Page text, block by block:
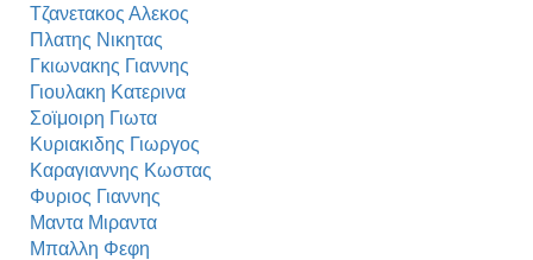
Τζανετακος Αλεκος
Πλατης Νικητας
Γκιωνακης Γιαννης
Γιουλακη Κατερινα
Σοϊμοιρη Γιωτα
Κυριακιδης Γιωργος
Καραγιαννης Κωστας
Φυριος Γιαννης
Μαντα Μιραντα
Μπαλλη Φεφη